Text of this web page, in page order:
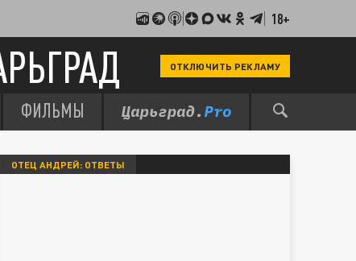
18+
ОТКЛЮЧИТЬ РЕКЛАМУ
ФИЛЬМЫ
ОТЕЦ АНДРЕЙ: ОТВЕТЫ